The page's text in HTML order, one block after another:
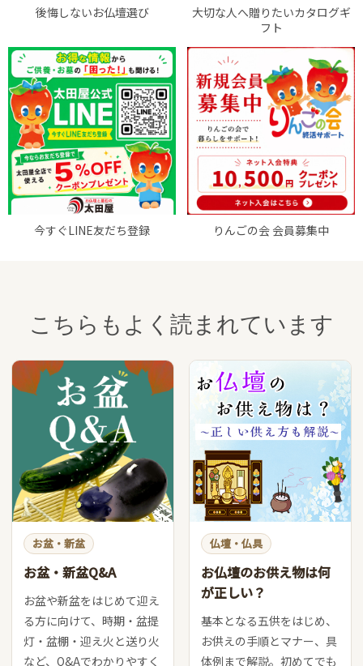
後悔しないお仏壇選び
大切な人へ贈りたいカタログギ
フト
今すぐLINE友だち登録 りんごの会 会員募集中
こちらもよく読まれています
お盆・新盆
お盆・新盆Q&A
お盆や新盆をはじめて迎え
る方に向けて、時期・盆提
灯・盆棚・迎え火と送り火
など、Q&Aでわかりやすく
仏壇・仏具
お仏壇のお供え物は何
が正しい？
基本となる五供をはじめ、
お供えの手順とマナー、具
体例まで解説。初めてでも